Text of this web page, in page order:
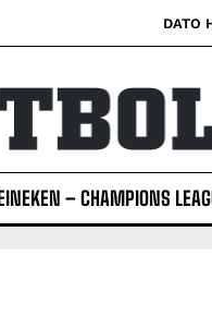
DATO
– CHAMPIONS